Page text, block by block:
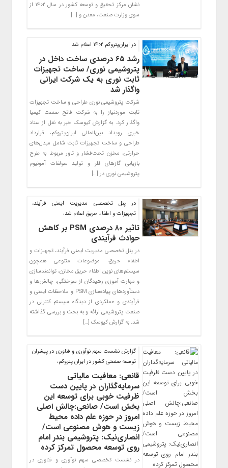
نشان مرکز تحقیق و توسعه کشور در سال ۱۴۰۲ از
سوی وزارت صنعت، معدن و […]
در ایران‌پتروکم ۱۴۰۲ اعلام شد
رشد ۶۵ درصدی ساخت داخل در
پتروشیمی نوری/ ساخت تجهیزات
ثابت نوری به یک شرکت ایرانی
واگذار شد
شرکت پتروشیمی نوری طراحی و ساخت تجهیزات
ثابت موردنیاز را به شرکت فاتح صنعت کیمیا
واگذار کرد. به گزارش کیوسک خبر به نقل از ستاد
خبری رویداد بین‌المللی ایران‌پتروکم، قرارداد
طراحی و ساخت تجهیزات ثابت شامل مبدل‌های
حرارتی، مخزن تحت‌فشار و تاور مربوط به طرح
بازیابی گازهای فلر و تولید سولفات آمونیوم
پتروشیمی نوری در […]
در پنل تخصصی مدیریت ایمنی فرآیند،
تجهیزات و اطفاء حریق اعلام شد:
تاثیر ۸۰ درصدی PSM بر کاهش
حوادث فرآیندی
در پنل تخصصی مدیریت ایمنی فرآیند، تجهیزات و
اطفاء حریق، موضوعات متنوعی همچون
سیستم‌های نوین اطفاء حریق مخازن، توانمندسازی
و مهارت آموزی رهیدگان از سوختگی، چالش‌ها و
دستآوردهای پیاده‌سازی PSM و ملاحظات ایمنی و
فرآیندی و عملکردی از دیدگاه سیستم کنترلی در
صنعت پتروشیمی ارائه و به بحث و بررسی گذاشته
شد. به گزارش کیوسک […]
گزارش نشست سهم نوآوری و فناوری در پیشران
توسعه صنعتی کشور در ایران پتروکم‌:
قانعی: معافیت مالیاتی
سرمایه‌گذاران در پایین دست
ظرفیت خوبی برای توسعه این
بخش است/ صانعی:چالش اصلی
امروز در حوزه علم داده محیط
زیست و هوش مصنوعی است/
انصاری‌‌نیک: پتروشیمی بندر امام
روی توسعه محصول تمرکز کرده
در نشست تخصصی سهم نوآوری و فناوری در